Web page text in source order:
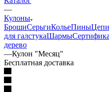
—
Кулоны
БрошиСерьгиКольеПиныЦепи
для галстукаШармы
дерево
—Кулон "Месяц"
Бесплатная доставка